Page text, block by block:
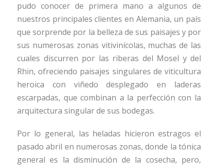
pudo conocer de primera mano a algunos de
nuestros principales clientes en Alemania, un país
que sorprende por la belleza de sus paisajes y por
sus numerosas zonas vitivinícolas, muchas de las
cuales discurren por las riberas del Mosel y del
Rhin, ofreciendo paisajes singulares de viticultura
heroica con viñedo desplegado en laderas
escarpadas, que combinan a la perfección con la
arquitectura singular de sus bodegas.
Por lo general, las heladas hicieron estragos el
pasado abril en numerosas zonas, donde la tónica
general es la disminución de la cosecha, pero,